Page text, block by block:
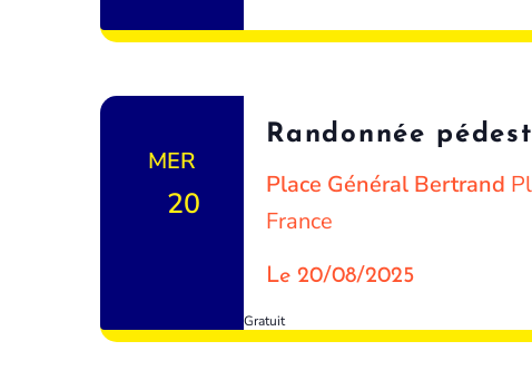
MER
20
Randonnée
Place Général Bertrand
France
Le 20/08/2025
Gratuit